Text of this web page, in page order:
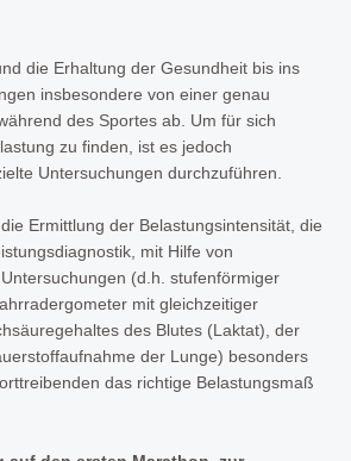
die Erhaltung der Gesundheit bis ins
insbesondere von einer genau
des Sportes ab. Um für sich
zu finden, ist es jedoch
Untersuchungen durchzuführen.
Ermittlung der Belastungsintensität, die
mit Hilfe von
(d.h. stufenförmiger
mit gleichzeitiger
des Blutes (Laktat), der
der Lunge) besonders
das richtige Belastungsmaß